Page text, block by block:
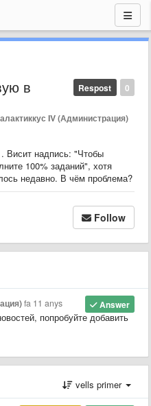
0
Respost
в
IV (Администрация)
. Висит надпись: "Чтобы
100% заданий", хотя
недавно. В чём проблема?
Follow
Answer
fa 11 anys
попробуйте добавить
vells primer